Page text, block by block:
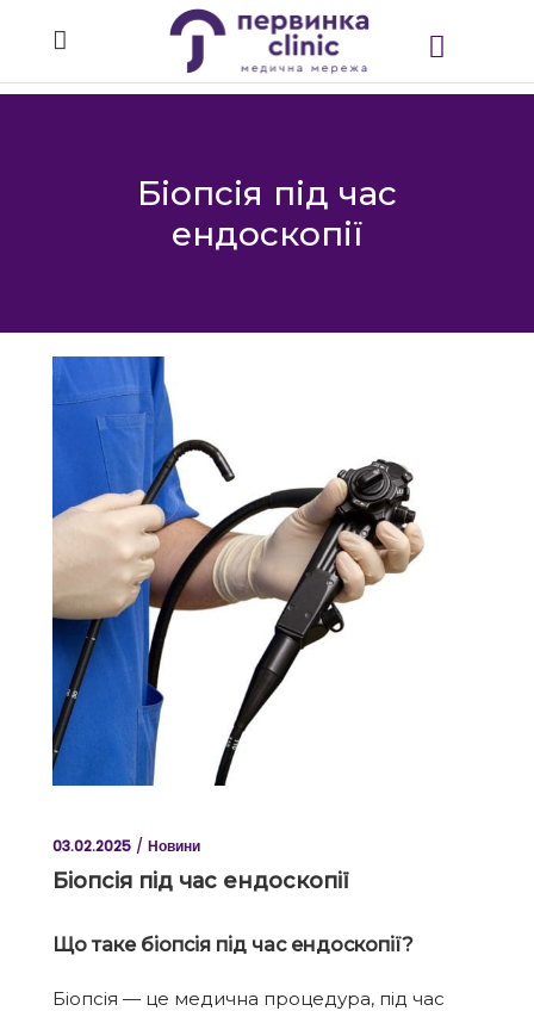
Біопсія під час
ендоскопії
03.02.2025 Новини
Біопсія під час ендоскопії
Що таке біопсія під час ендоскопії?
Біопсія — це медична процедура, під час